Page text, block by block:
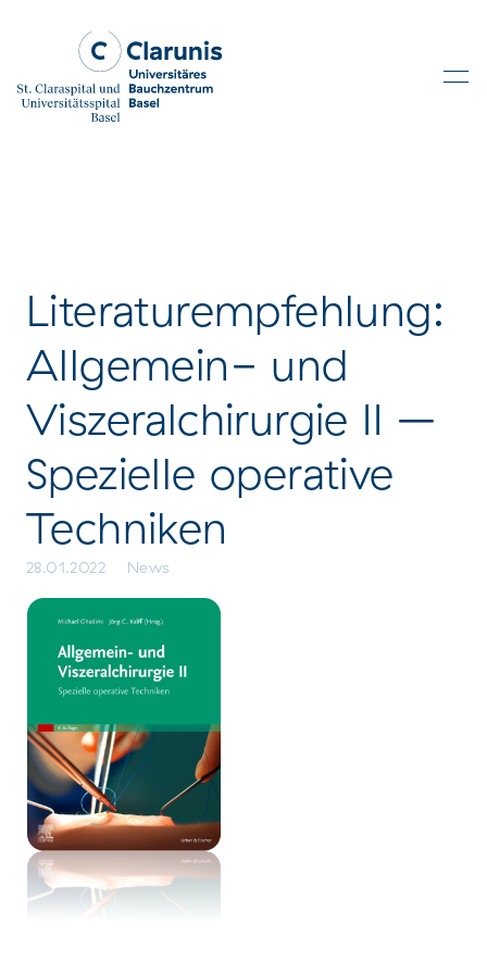
Literaturempfehlung:
Allgemein- und
Viszeralchirurgie II –
Spezielle operative
Techniken
28.01.2022 News